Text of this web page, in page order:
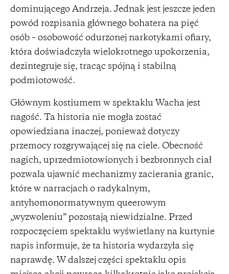
dominującego Andrzeja. Jednak jest jeszcze jeden
powód rozpisania głównego bohatera na pięć
osób – osobowość odurzonej narkotykami ofiary,
która doświadczyła wielokrotnego upokorzenia,
dezintegruje się, tracąc spójną i stabilną
podmiotowość.
Głównym kostiumem w spektaklu Wacha jest
nagość. Ta historia nie mogła zostać
opowiedziana inaczej, ponieważ dotyczy
przemocy rozgrywającej się na ciele. Obecność
nagich, uprzedmiotowionych i bezbronnych ciał
pozwala ujawnić mechanizmy zacierania granic,
które w narracjach o radykalnym,
antyhomonormatywnym queerowym
„wyzwoleniu” pozostają niewidzialne. Przed
rozpoczęciem spektaklu wyświetlany na kurtynie
napis informuje, że ta historia wydarzyła się
naprawdę. W dalszej części spektaklu opis